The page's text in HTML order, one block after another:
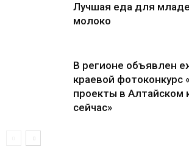
Лучшая еда для
молоко
В регионе объявлен
краевой фотоконкурс
проекты в Алтайском
сейчас»